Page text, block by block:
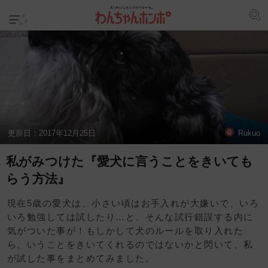
更新日： 2017年12月25日 Rukuo
私がみつけた『愛犬に言うことをきいても
らう方法』
現在5歳の愛犬は、小さい頃はお手入れが大嫌いで、いろ
いろ勉強しては試したり…と、そんな試行錯誤する内に
気がついた事が！もしかして犬のルールを取り入れた
ら、いうことをきいてくれるのではないかと閃いて、私
が試した事をまとめてみました。